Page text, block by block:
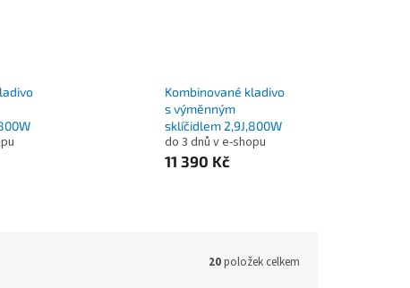
Kombinované kladivo
s výměnným
sklíčidlem 2,9J,800W
do 3 dnů v e-shopu
11 390 Kč
20položek celkem